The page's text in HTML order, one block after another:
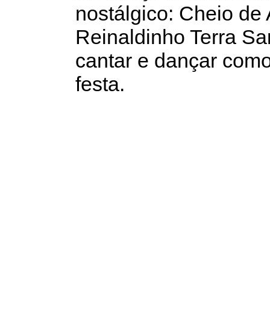
nostálgico: Cheio de
Reinaldinho Terra
cantar e dançar
festa.